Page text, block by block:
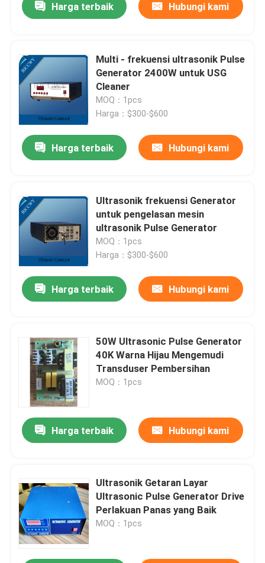
Harga terbaik Hubungi kami
Multi - frekuensi ultrasonik Pulse
Generator 2400W untuk USG
Cleaner
MOQ：1pcs
Harga：$300-$600
Harga terbaik Hubungi kami
Ultrasonik frekuensi Generator
untuk pengelasan mesin
ultrasonik Pulse Generator
MOQ：1pcs
Harga：$300-$600
Harga terbaik Hubungi kami
50W Ultrasonic Pulse Generator
40K Warna Hijau Mengemudi
Transduser Pembersihan
MOQ：1pcs
Harga terbaik Hubungi kami
Ultrasonik Getaran Layar
Ultrasonic Pulse Generator Drive
Perlakuan Panas yang Baik
MOQ：1pcs